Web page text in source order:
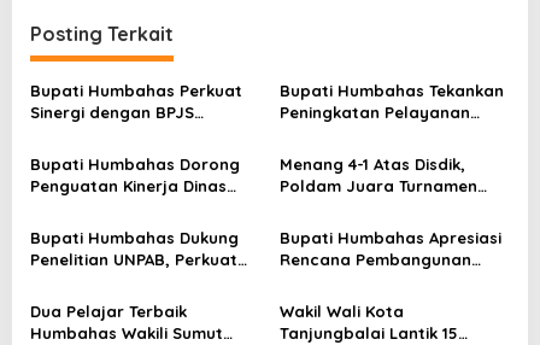
s
i
p
o
s
Posting Terkait
Bupati Humbahas Perkuat
Sinergi dengan BPJS
Perluas Perlindungan
Pekerja
Bupati Humbahas Tekankan
Peningkatan Pelayanan
Utamakan Profesionalisme
dan Integritas
Bupati Humbahas Dorong
Penguatan Kinerja Dinas
SDM Berkualitas
Menang 4-1 Atas Disdik,
Poldam Juara Turnamen
Bupati Humbahas Dukung
Penelitian UNPAB, Perkuat
Toba
Bupati Humbahas Apresiasi
Rencana Pembangunan
Marbun Pollung
Dua Pelajar Terbaik
Humbahas Wakili Sumut
Wakil Wali Kota
Tanjungbalai Lantik 15